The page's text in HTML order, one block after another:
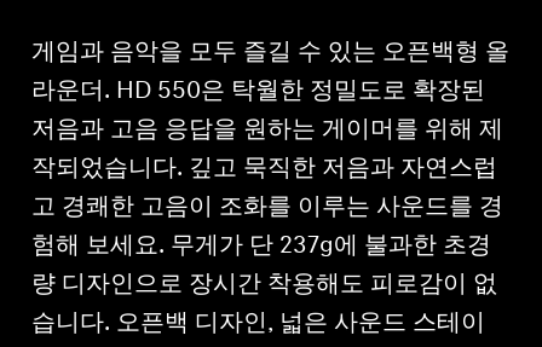
게임과 음악을 모두 즐길 수 있는 오픈백형 올
라운더. HD 550은 탁월한 정밀도로 확장된
저음과 고음 응답을 원하는 게이머를 위해 제
작되었습니다. 깊고 묵직한 저음과 자연스럽
고 경쾌한 고음이 조화를 이루는 사운드를 경
험해 보세요. 무게가 단 237g에 불과한 초경
량 디자인으로 장시간 착용해도 피로감이 없
습니다. 오픈백 디자인, 넓은 사운드 스테이